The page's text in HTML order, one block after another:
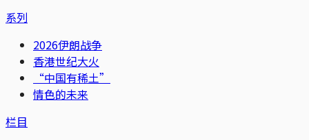
系列
2026伊朗战争
香港世纪大火
“中国有稀土”
情色的未来
栏目